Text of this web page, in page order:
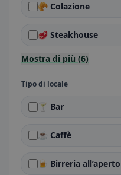
🥐 Colazione
🥩 Steakhouse
Mostra di più (6)
Tipo di locale
🍸 Bar
☕ Caffè
🍺 Birreria all’aperto